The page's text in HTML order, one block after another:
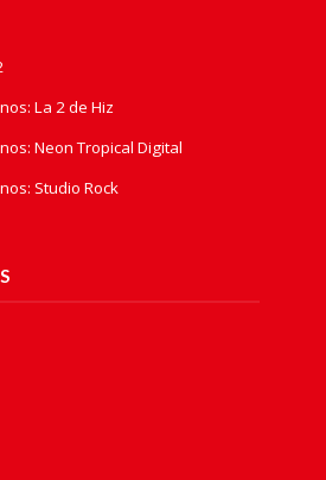
La 2 de Hiz
Neon Tropical Digital
Studio Rock